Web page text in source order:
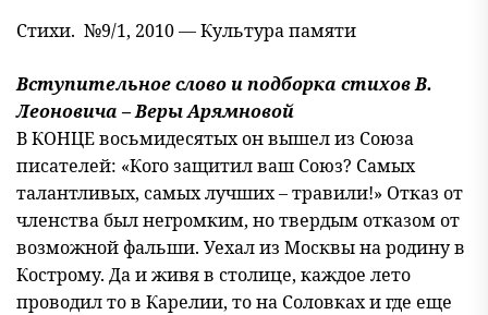
Стихи. №9/1, 2010 — Культура памяти
Вступительное слово и подборка стихов В.
Леоновича – Веры Арямновой
В КОНЦЕ восьмидесятых он вышел из Союза
писателей: «Кого защитил ваш Союз? Самых
талантливых, самых лучших – травили!» Отказ от
членства был негромким, но твердым отказом от
возможной фальши. Уехал из Москвы на родину в
Кострому. Да и живя в столице, каждое лето
проводил то в Карелии, то на Соловках и где еще